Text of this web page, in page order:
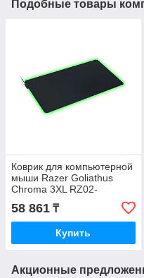
Подобные товары
Коврик для компьютерной
мыши Razer Goliathus
Chroma 3XL RZ02-
02500700-R3M1
58 861 ₸
Купить
Акционные